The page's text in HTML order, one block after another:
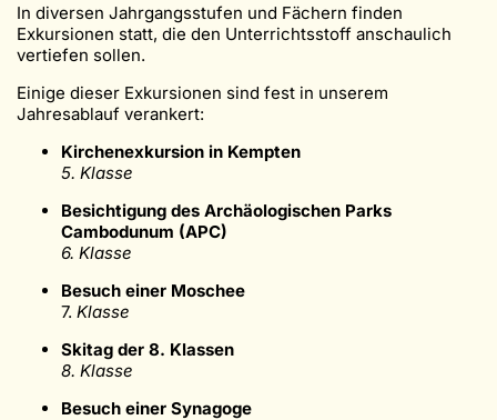
In diversen Jahrgangsstufen und Fächern finden
Exkursionen statt, die den Unterrichtsstoff anschaulich
vertiefen sollen.
Einige dieser Exkursionen sind fest in unserem
Jahresablauf verankert:
Kirchenexkursion in Kempten
5. Klasse
Besichtigung des Archäologischen Parks
Cambodunum (APC)
6. Klasse
Besuch einer Moschee
7. Klasse
Skitag der 8. Klassen
8. Klasse
Besuch einer Synagoge